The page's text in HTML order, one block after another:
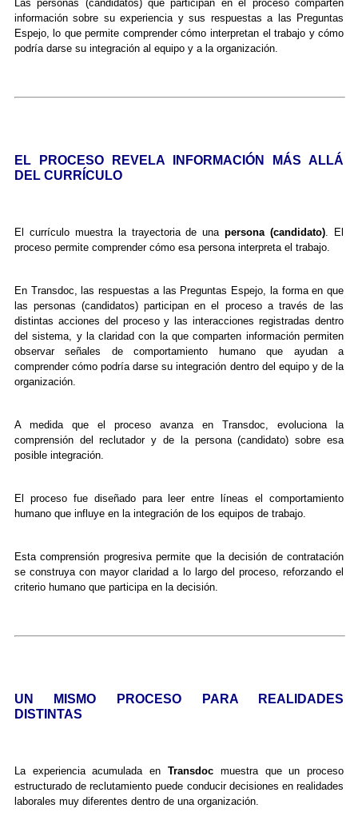
Las personas (candidatos) que participan en el proceso comparten
información sobre su experiencia y sus respuestas a las Preguntas
Espejo, lo que permite comprender cómo interpretan el trabajo y cómo
podría darse su integración al equipo y a la organización.
EL PROCESO REVELA INFORMACIÓN MÁS ALLÁ
DEL CURRÍCULO
El currículo muestra la trayectoria de unapersona (candidato). El
proceso permite comprender cómo esa persona interpreta el trabajo.
En Transdoc, las respuestas a las Preguntas Espejo, la forma en que
las personas (candidatos) participan en el proceso a través de las
distintas acciones del proceso y las interacciones registradas dentro
del sistema, y la claridad con la que comparten información permiten
observar señales de comportamiento humano que ayudan a
comprender cómo podría darse su integración dentro del equipo y de la
organización.
A medida que el proceso avanza en Transdoc, evoluciona la
comprensión del reclutador y de la persona (candidato) sobre esa
posible integración.
El proceso fue diseñado para leer entre líneas el comportamiento
humano que influye en la integración de los equipos de trabajo.
Esta comprensión progresiva permite que la decisión de contratación
se construya con mayor claridad a lo largo del proceso, reforzando el
criterio humano que participa en la decisión.
UN MISMO PROCESO PARA REALIDADES
DISTINTAS
La experiencia acumulada en Transdocmuestra que un proceso
estructurado de reclutamiento puede conducir decisiones en realidades
laborales muy diferentes dentro de una organización.